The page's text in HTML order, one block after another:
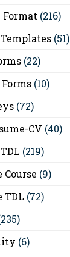
Format (216)
(51)
(22)
(10)
(72)
CV (40)
(219)
(9)
TDL (72)
(6)